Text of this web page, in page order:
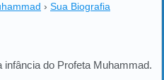
› Sua Biografia
infância do Profeta Muhammad.